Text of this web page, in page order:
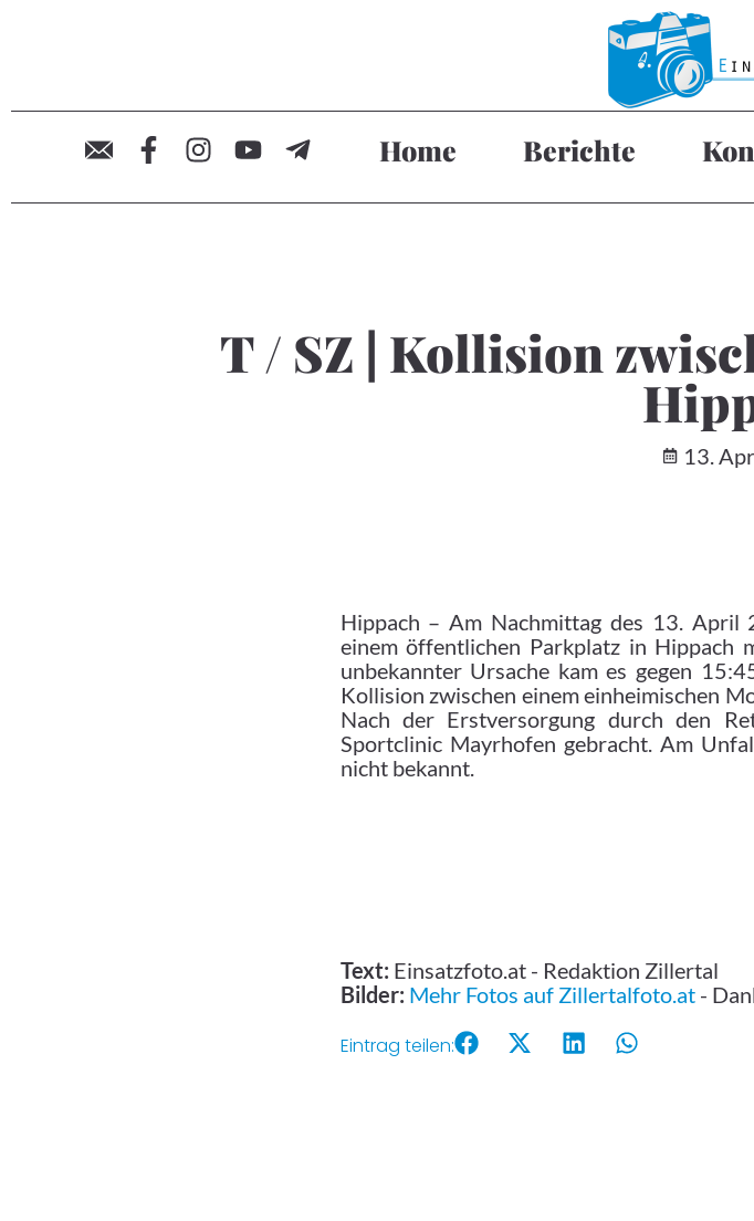
Home Berichte
T / SZ | Kollision
13.
Hippach – Am Nachmittag des 13. April
einem öffentlichen Parkplatz in Hippach
unbekannter Ursache kam es gegen
Kollision zwischen einem einheimischen
Nach der Erstversorgung durch den
Sportclinic Mayrhofen gebracht. Am
nicht bekannt.
Text: Einsatzfoto.at - Redaktion Zillertal
Bilder: Mehr Fotos auf Zillertalfoto.at-
Eintrag teilen: